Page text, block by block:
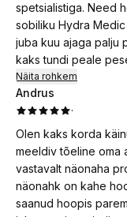
spetsialistiga. Need
sobiliku Hydra
juba kuu ajaga palju
kaks tundi peale
õhtuni matt ja ka
just eriti meestele,
Näita rohkem
Andrus
·
Olen kaks korda
meeldiv tõeline oma
vastavalt näonaha
näonahk on kahe
saanud hoopis